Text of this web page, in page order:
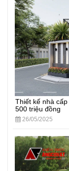
Thiết kế nhà
500 triệu đồng
26/05/2025